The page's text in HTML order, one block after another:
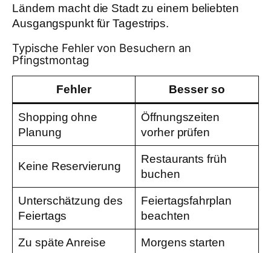
Ländern macht die Stadt zu einem beliebten
Ausgangspunkt für Tagestrips.
Typische Fehler von Besuchern an
Pfingstmontag
Fehler Besser so
Shopping ohne
Planung
Öffnungszeiten
vorher prüfen
Keine Reservierung
Restaurants früh
buchen
Unterschätzung des
Feiertags
Feiertagsfahrplan
beachten
Zu späte Anreise Morgens starten